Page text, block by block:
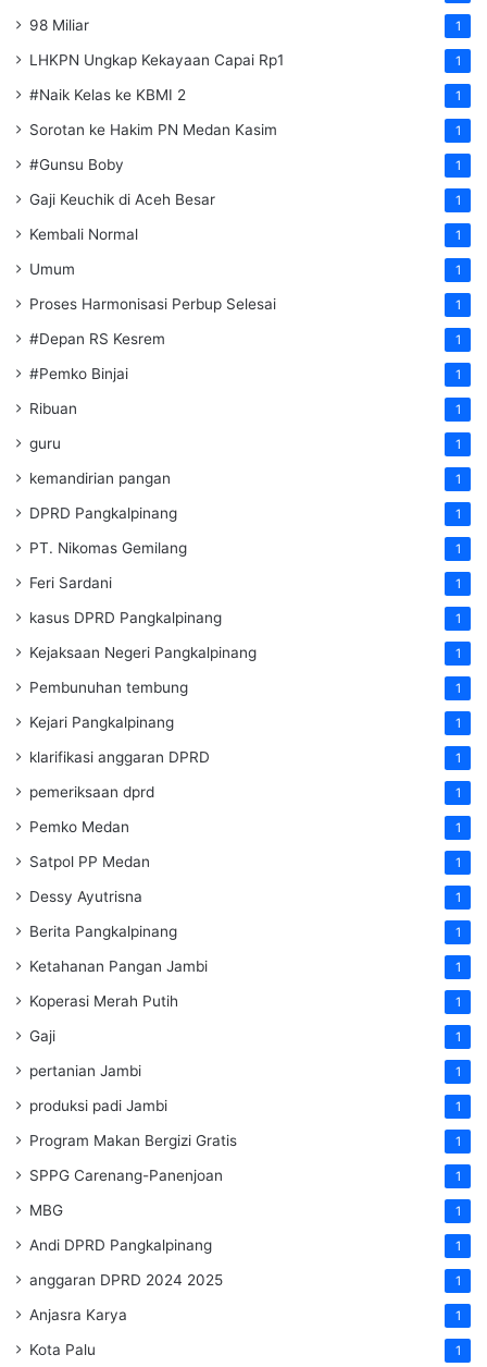
98 Miliar 1
LHKPN Ungkap Kekayaan Capai Rp1 1
#Naik Kelas ke KBMI 2 1
Sorotan ke Hakim PN Medan Kasim 1
#Gunsu Boby 1
Gaji Keuchik di Aceh Besar 1
Kembali Normal 1
Umum 1
Proses Harmonisasi Perbup Selesai 1
#Depan RS Kesrem 1
#Pemko Binjai 1
Ribuan 1
guru 1
kemandirian pangan 1
DPRD Pangkalpinang 1
PT. Nikomas Gemilang 1
Feri Sardani 1
kasus DPRD Pangkalpinang 1
Kejaksaan Negeri Pangkalpinang 1
Pembunuhan tembung 1
Kejari Pangkalpinang 1
klarifikasi anggaran DPRD 1
pemeriksaan dprd 1
Pemko Medan 1
Satpol PP Medan 1
Dessy Ayutrisna 1
Berita Pangkalpinang 1
Ketahanan Pangan Jambi 1
Koperasi Merah Putih 1
Gaji 1
pertanian Jambi 1
produksi padi Jambi 1
Program Makan Bergizi Gratis 1
SPPG Carenang-Panenjoan 1
MBG 1
Andi DPRD Pangkalpinang 1
anggaran DPRD 2024 2025 1
Anjasra Karya 1
Kota Palu 1